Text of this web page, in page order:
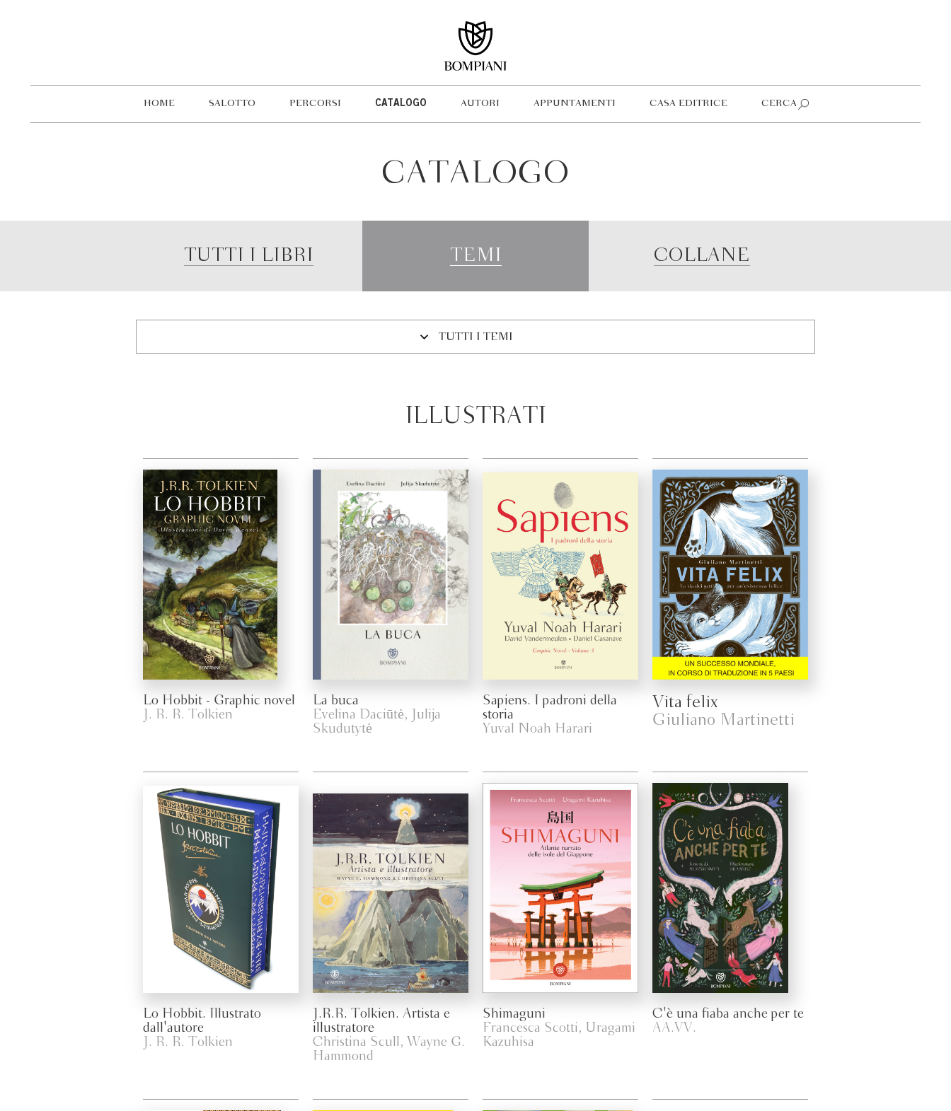
HOME SALOTTO PERCORSI CATALOGO AUTORI APPUNTAMENTI CASA EDITRICE CERCA
CATALOGO
TUTTI I LIBRI TEMI COLLANE
TUTTI I TEMI
ILLUSTRATI
Lo Hobbit - Graphic novel
J. R. R. Tolkien
La buca
Evelina Daciūtė, Julija
Skudutytė
Sapiens. I padroni della
storia
Yuval Noah Harari
Vita felix
Giuliano Martinetti
Lo Hobbit. Illustrato
dall'autore
J. R. R. Tolkien
J.R.R. Tolkien. Artista e
illustratore
Christina Scull, Wayne G.
Hammond
Shimaguni
Francesca Scotti, Uragami
Kazuhisa
C'è una fiaba anche per te
AA.VV.